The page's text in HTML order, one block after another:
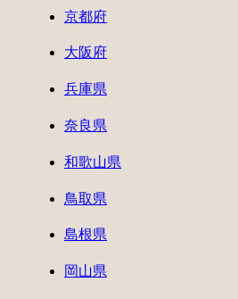
京都府
大阪府
兵庫県
奈良県
和歌山県
鳥取県
島根県
岡山県